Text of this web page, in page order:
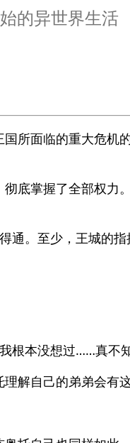
的异世界生活
所面临的重大危机
底掌握了全部权力
通。至少，王城的
根本没想过……真不
解自己的弟弟会有